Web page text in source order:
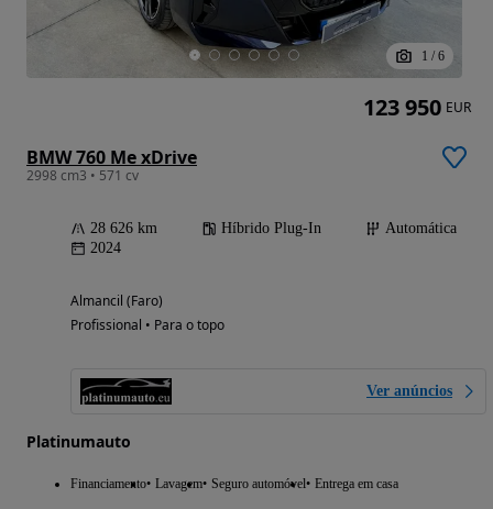
1 / 6
BMW 760 Me xDrive
2998 cm3 • 571 cv
28 626 km Híbrido Plug-In
Automática
2024
Almancil (Faro)
Profissional • Para o topo
Ver anúncios
Platinumauto
Financiamento Lavagem Seguro automóvel Entrega em casa
123 950 EUR